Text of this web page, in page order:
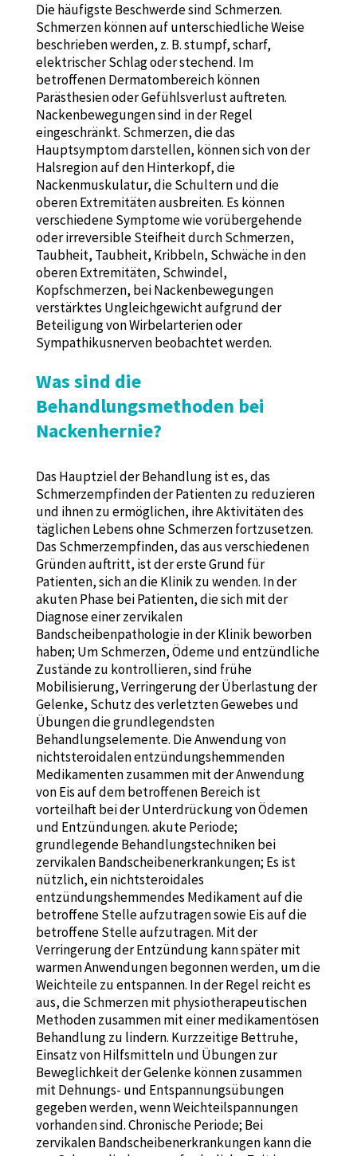
Die häufigste Beschwerde sind Schmerzen.
Schmerzen können auf unterschiedliche Weise
beschrieben werden, z. B. stumpf, scharf,
elektrischer Schlag oder stechend. Im
betroffenen Dermatombereich können
Parästhesien oder Gefühlsverlust auftreten.
Nackenbewegungen sind in der Regel
eingeschränkt. Schmerzen, die das
Hauptsymptom darstellen, können sich von der
Halsregion auf den Hinterkopf, die
Nackenmuskulatur, die Schultern und die
oberen Extremitäten ausbreiten. Es können
verschiedene Symptome wie vorübergehende
oder irreversible Steifheit durch Schmerzen,
Taubheit, Taubheit, Kribbeln, Schwäche in den
oberen Extremitäten, Schwindel,
Kopfschmerzen, bei Nackenbewegungen
verstärktes Ungleichgewicht aufgrund der
Beteiligung von Wirbelarterien oder
Sympathikusnerven beobachtet werden.
Was sind die
Behandlungsmethoden bei
Nackenhernie?
Das Hauptziel der Behandlung ist es, das
Schmerzempfinden der Patienten zu reduzieren
und ihnen zu ermöglichen, ihre Aktivitäten des
täglichen Lebens ohne Schmerzen fortzusetzen.
Das Schmerzempfinden, das aus verschiedenen
Gründen auftritt, ist der erste Grund für
Patienten, sich an die Klinik zu wenden. In der
akuten Phase bei Patienten, die sich mit der
Diagnose einer zervikalen
Bandscheibenpathologie in der Klinik beworben
haben; Um Schmerzen, Ödeme und entzündliche
Zustände zu kontrollieren, sind frühe
Mobilisierung, Verringerung der Überlastung der
Gelenke, Schutz des verletzten Gewebes und
Übungen die grundlegendsten
Behandlungselemente. Die Anwendung von
nichtsteroidalen entzündungshemmenden
Medikamenten zusammen mit der Anwendung
von Eis auf dem betroffenen Bereich ist
vorteilhaft bei der Unterdrückung von Ödemen
und Entzündungen. akute Periode;
grundlegende Behandlungstechniken bei
zervikalen Bandscheibenerkrankungen; Es ist
nützlich, ein nichtsteroidales
entzündungshemmendes Medikament auf die
betroffene Stelle aufzutragen sowie Eis auf die
betroffene Stelle aufzutragen. Mit der
Verringerung der Entzündung kann später mit
warmen Anwendungen begonnen werden, um die
Weichteile zu entspannen. In der Regel reicht es
aus, die Schmerzen mit physiotherapeutischen
Methoden zusammen mit einer medikamentösen
Behandlung zu lindern. Kurzzeitige Bettruhe,
Einsatz von Hilfsmitteln und Übungen zur
Beweglichkeit der Gelenke können zusammen
mit Dehnungs- und Entspannungsübungen
gegeben werden, wenn Weichteilspannungen
vorhanden sind. Chronische Periode; Bei
zervikalen Bandscheibenerkrankungen kann die